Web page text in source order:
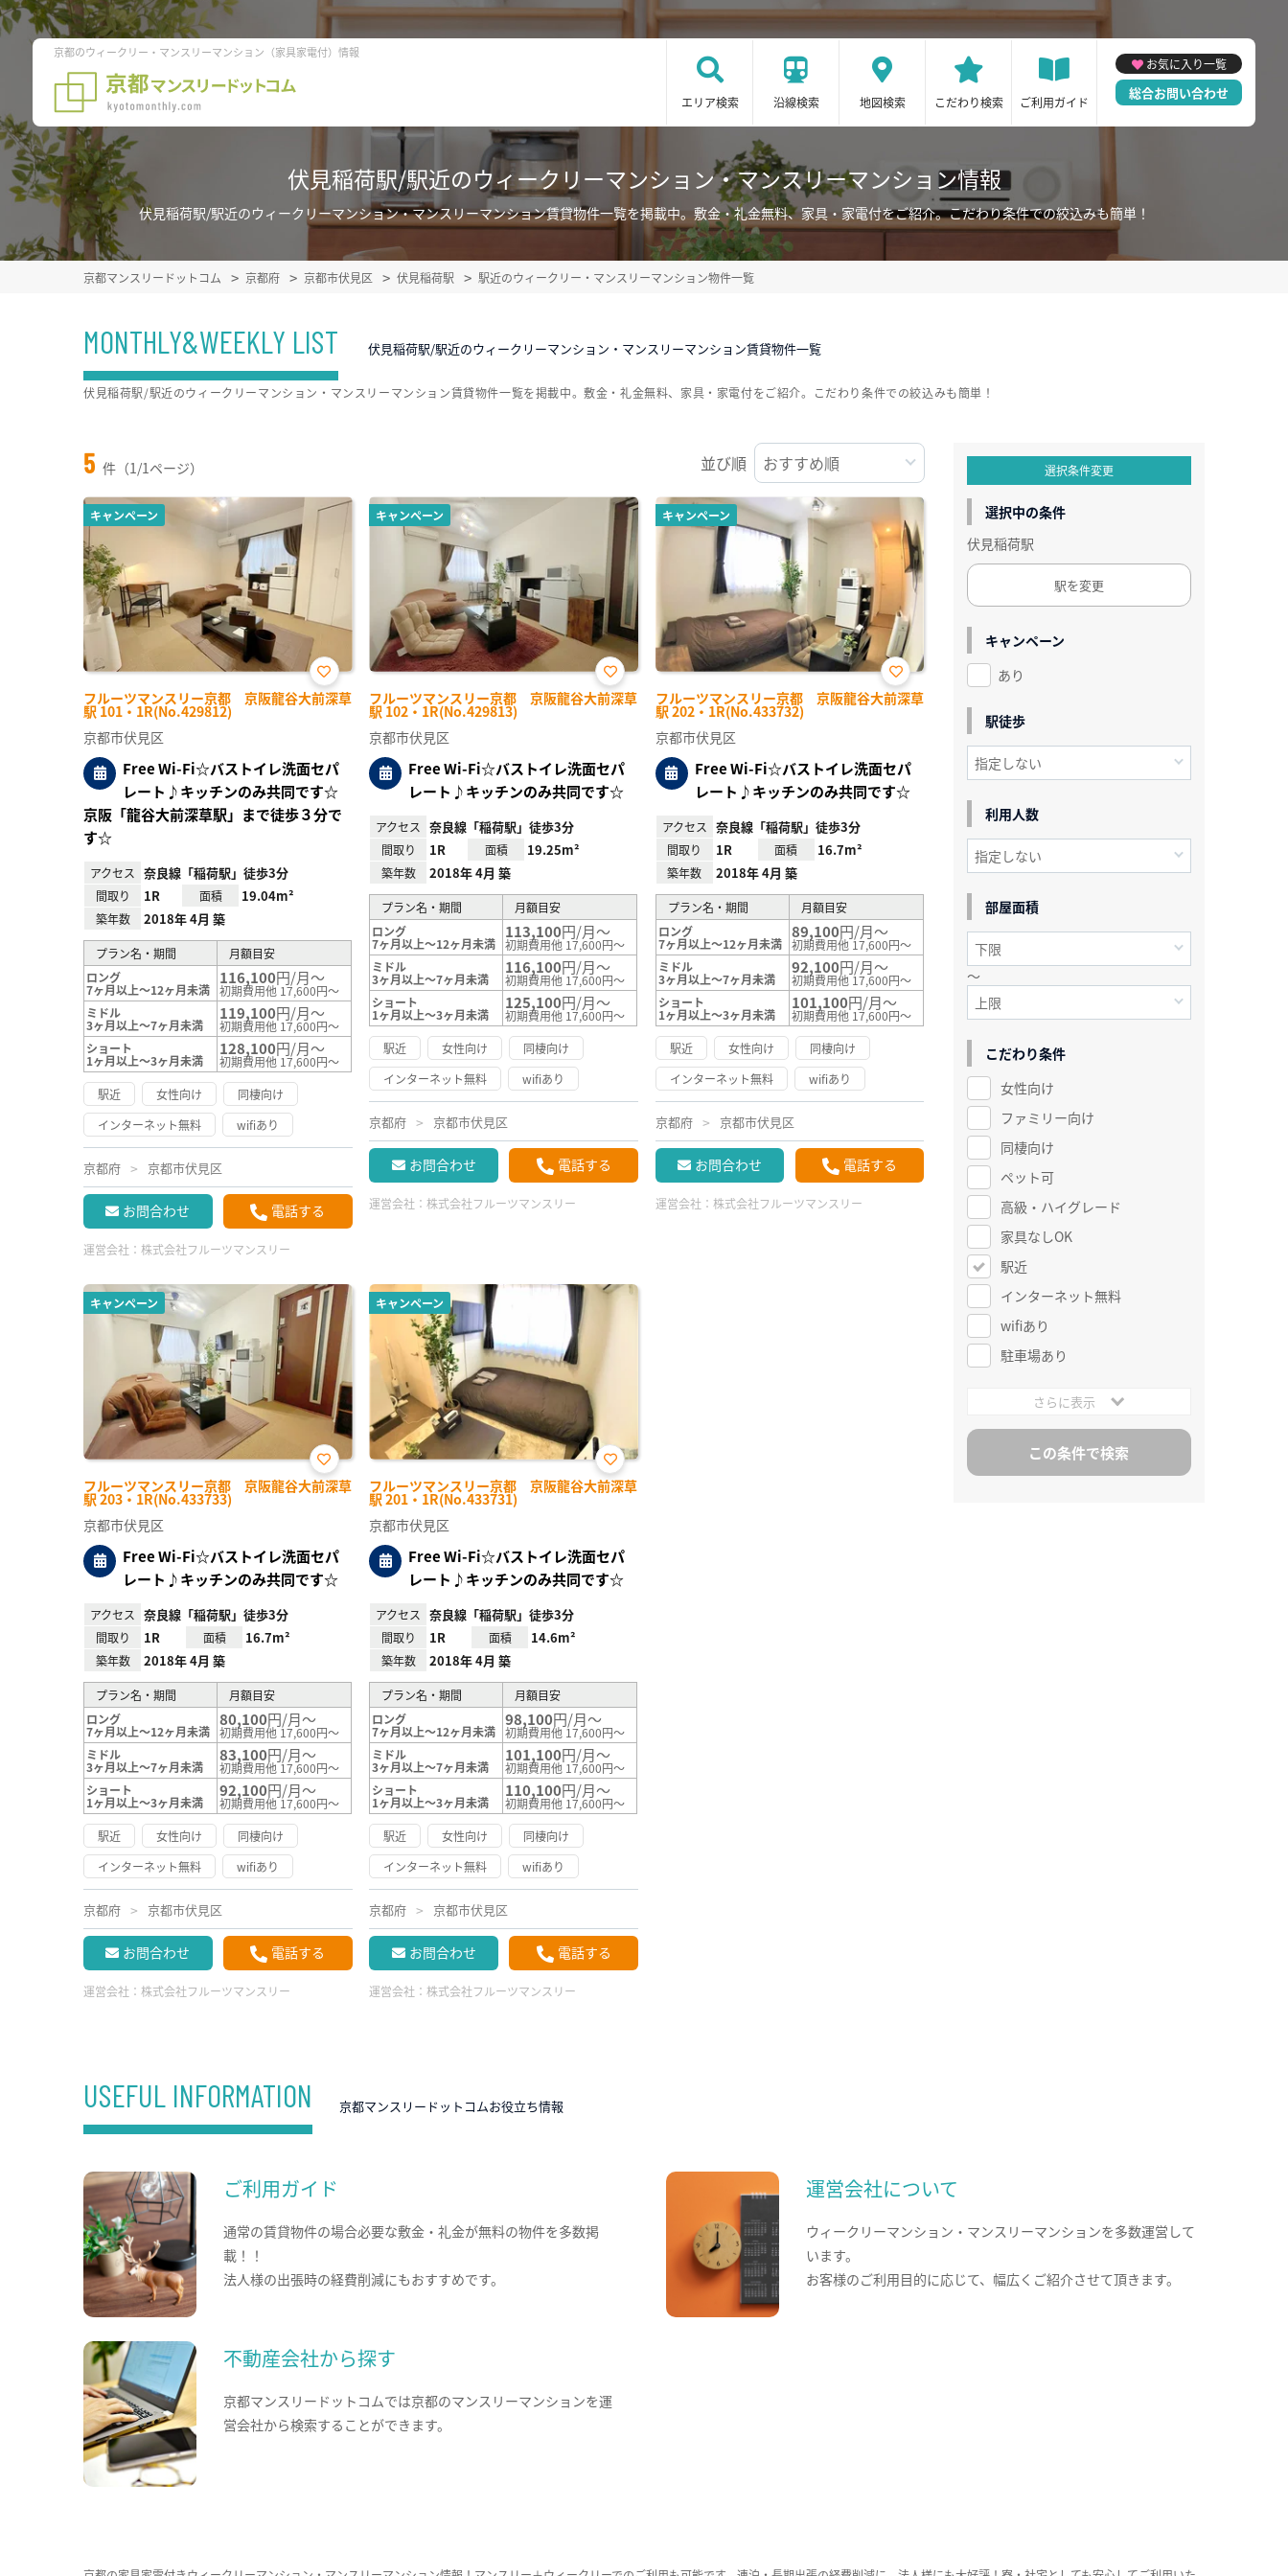
京都のウィークリー・マンスリーマンション（家具家電付）情報
エリア検索 沿線検索 地図検索 こだわり検索 ご利用ガイド
お気に入り一覧
総合お問い合わせ
伏見稲荷駅/駅近のウィークリーマンション・マンスリーマンション情報
伏見稲荷駅/駅近のウィークリーマンション・マンスリーマンション賃貸物件一覧を掲載中。敷金・礼金無料、家具・家電付をご紹介。こだわり条件での絞込みも簡単！
京都マンスリードットコム 京都府 京都市伏見区 伏見稲荷駅 駅近のウィークリー・マンスリーマンション物件一覧
MONTHLY&WEEKLY LIST 伏見稲荷駅/駅近のウィークリーマンション・マンスリーマンション賃貸物件一覧
5 件（1/1ページ） 並び順
キャンペーン
フルーツマンスリー京都 京阪龍谷大前深草
駅 101・1R(No.429812)
お気
に入
京都市伏見区
Free Wi-Fi☆バストイレ洗面セパ
レート♪キッチンのみ共同です☆
京阪「龍谷大前深草駅」まで徒歩３分で
す☆
アクセス 奈良線「稲荷駅」徒歩3分
間取り 1R 面積 19.04m²
築年数 2018年 4月 築
プラン名・期間
月額目安
ロング
7ヶ月以上～12ヶ月未満
116,100円/月～
初期費用他 17,600円～
ミドル
3ヶ月以上～7ヶ月未満
119,100円/月～
初期費用他 17,600円～
ショート
1ヶ月以上～3ヶ月未満
128,100円/月～
初期費用他 17,600円～
駅近
女性向け
同棲向け
インターネット無料
wifiあり
京都府 京都市伏見区
お問合わせ 電話する
運営会社： 株式会社フルーツマンスリー
キャンペーン
フルーツマンスリー京都 京阪龍谷大前深草
駅 102・1R(No.429813)
お気
に入
京都市伏見区
Free Wi-Fi☆バストイレ洗面セパ
レート♪キッチンのみ共同です☆
アクセス 奈良線「稲荷駅」徒歩3分
間取り 1R 面積 19.25m²
築年数 2018年 4月 築
プラン名・期間
月額目安
ロング
7ヶ月以上～12ヶ月未満
113,100円/月～
初期費用他 17,600円～
ミドル
3ヶ月以上～7ヶ月未満
116,100円/月～
初期費用他 17,600円～
ショート
1ヶ月以上～3ヶ月未満
125,100円/月～
初期費用他 17,600円～
駅近
女性向け
同棲向け
インターネット無料
wifiあり
京都府 京都市伏見区
お問合わせ 電話する
運営会社：株式会社フルーツマンスリー
キャンペーン
フルーツマンスリー京都 京阪龍谷大前深草
駅 202・1R(No.433732)
お気
に入
京都市伏見区
Free Wi-Fi☆バストイレ洗面セパ
レート♪キッチンのみ共同です☆
アクセス 奈良線「稲荷駅」徒歩3分
間取り 1R 面積 16.7m²
築年数 2018年 4月 築
プラン名・期間
月額目安
ロング
7ヶ月以上～12ヶ月未満
89,100円/月～
初期費用他 17,600円～
ミドル
3ヶ月以上～7ヶ月未満
92,100円/月～
初期費用他 17,600円～
ショート
1ヶ月以上～3ヶ月未満
101,100円/月～
初期費用他 17,600円～
駅近
女性向け
同棲向け
インターネット無料
wifiあり
京都府 京都市伏見区
お問合わせ 電話する
運営会社： 株式会社フルーツマンスリー
キャンペーン
フルーツマンスリー京都 京阪龍谷大前深草
駅 203・1R(No.433733)
お気
に入
京都市伏見区
Free Wi-Fi☆バストイレ洗面セパ
レート♪キッチンのみ共同です☆
アクセス 奈良線「稲荷駅」徒歩3分
間取り 1R 面積 16.7m²
築年数 2018年 4月 築
プラン名・期間
月額目安
ロング
7ヶ月以上～12ヶ月未満
80,100円/月～
初期費用他 17,600円～
ミドル
3ヶ月以上～7ヶ月未満
83,100円/月～
初期費用他 17,600円～
ショート
1ヶ月以上～3ヶ月未満
92,100円/月～
初期費用他 17,600円～
駅近
女性向け
同棲向け
インターネット無料
wifiあり
京都府 京都市伏見区
お問合わせ 電話する
運営会社： 株式会社フルーツマンスリー
キャンペーン
フルーツマンスリー京都 京阪龍谷大前深草
駅 201・1R(No.433731)
お気
に入
京都市伏見区
Free Wi-Fi☆バストイレ洗面セパ
レート♪キッチンのみ共同です☆
アクセス 奈良線「稲荷駅」徒歩3分
間取り 1R 面積 14.6m²
築年数 2018年 4月 築
プラン名・期間
月額目安
ロング
7ヶ月以上～12ヶ月未満
98,100円/月～
初期費用他 17,600円～
ミドル
3ヶ月以上～7ヶ月未満
101,100円/月～
初期費用他 17,600円～
ショート
1ヶ月以上～3ヶ月未満
110,100円/月～
初期費用他 17,600円～
駅近
女性向け
同棲向け
インターネット無料
wifiあり
京都府 京都市伏見区
お問合わせ 電話する
運営会社：株式会社フルーツマンスリー
伏見稲荷駅/駅近のウィークリーマンション・マンスリーマンション賃貸物件一覧を掲載中。敷金・礼金無料、家具・家電付をご紹介。こだわり条件での絞込みも簡単！
選択条件変更
選択中の条件
伏見稲荷駅
駅を変更
キャンペーン
あり
駅徒歩
利用人数
部屋面積
～
こだわり条件
女性向け
ファミリー向け
同棲向け
ペット可
高級・ハイグレード
家具なしOK
駅近
インターネット無料
wifiあり
駐車場あり
さらに表示
USEFUL INFORMATION 京都マンスリードットコムお役立ち情報
ご利用ガイド
通常の賃貸物件の場合必要な敷金・礼金が無料の物件を多数掲
載！！
法人様の出張時の経費削減にもおすすめです。
運営会社について
ウィークリーマンション・マンスリーマンションを多数運営して
います。
お客様のご利用目的に応じて、幅広くご紹介させて頂きます。
不動産会社から探す
京都マンスリードットコムでは京都のマンスリーマンションを運
営会社から検索することができます。